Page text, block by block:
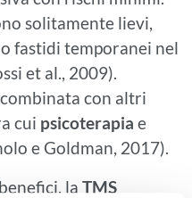
solitamente lievi,
fastidi temporanei nel
et al., 2009).
con altri
cui psicoterapia e
e Goldman, 2017).
la TMS